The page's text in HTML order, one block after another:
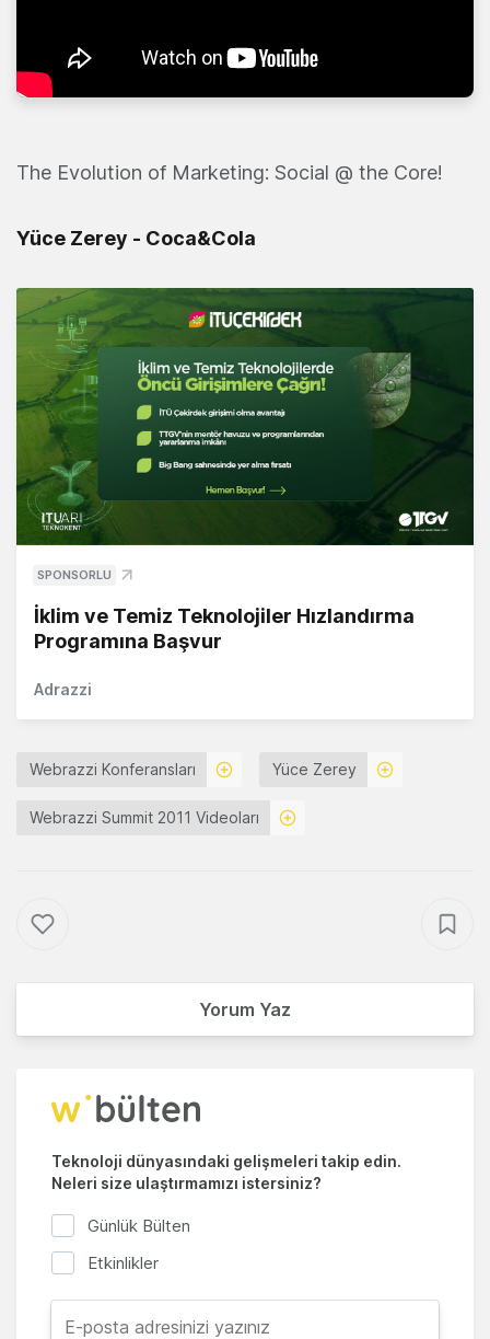
The Evolution of Marketing: Social @ the Core!
Yüce Zerey - Coca&Cola
SPONSORLU
İklim ve Temiz Teknolojiler Hızlandırma
Programına Başvur
Adrazzi
Webrazzi Konferansları Yüce Zerey
Webrazzi Summit 2011 Videoları
Yorum Yaz
Teknoloji dünyasındaki gelişmeleri takip edin.
Neleri size ulaştırmamızı istersiniz?
Günlük Bülten
Etkinlikler